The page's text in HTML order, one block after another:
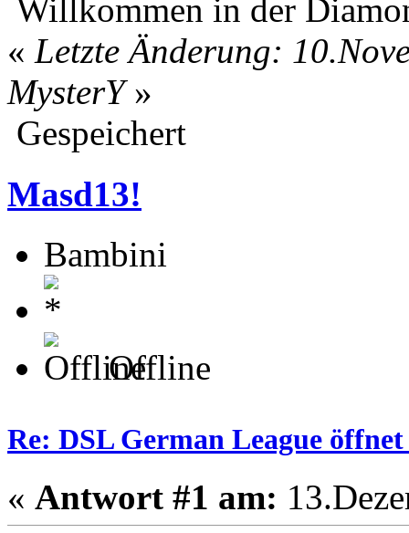
Willkommen in der
« Letzte Änderung:
MysterY»
Gespeichert
Masd13!
Bambini
Offline
Re: DSL German League öffnet
« Antwort #1 am: